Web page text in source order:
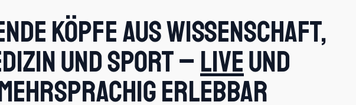
Köpfe aus Wissenschaft,
und Sport –liveund
erlebbar